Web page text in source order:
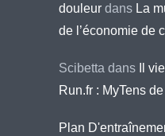
douleur dans La
de l’économie de
Scibetta dans
Il
Run.fr : MyTens
Plan